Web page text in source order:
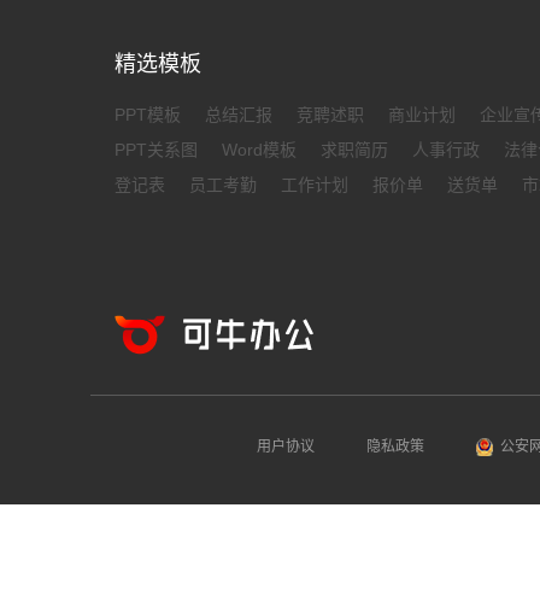
精选模板
PPT模板 总结汇报 竞聘述职 商业计划
企业宣
PPT关系图
Word模板 求职简历 人事行政
法
登记表
员工考勤 工作计划 报价单 送货单
用户协议 隐私政策 公安